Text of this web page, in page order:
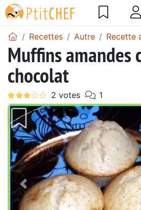
Recettes Autre Recette
Muffins amandes
chocolat
Précédent